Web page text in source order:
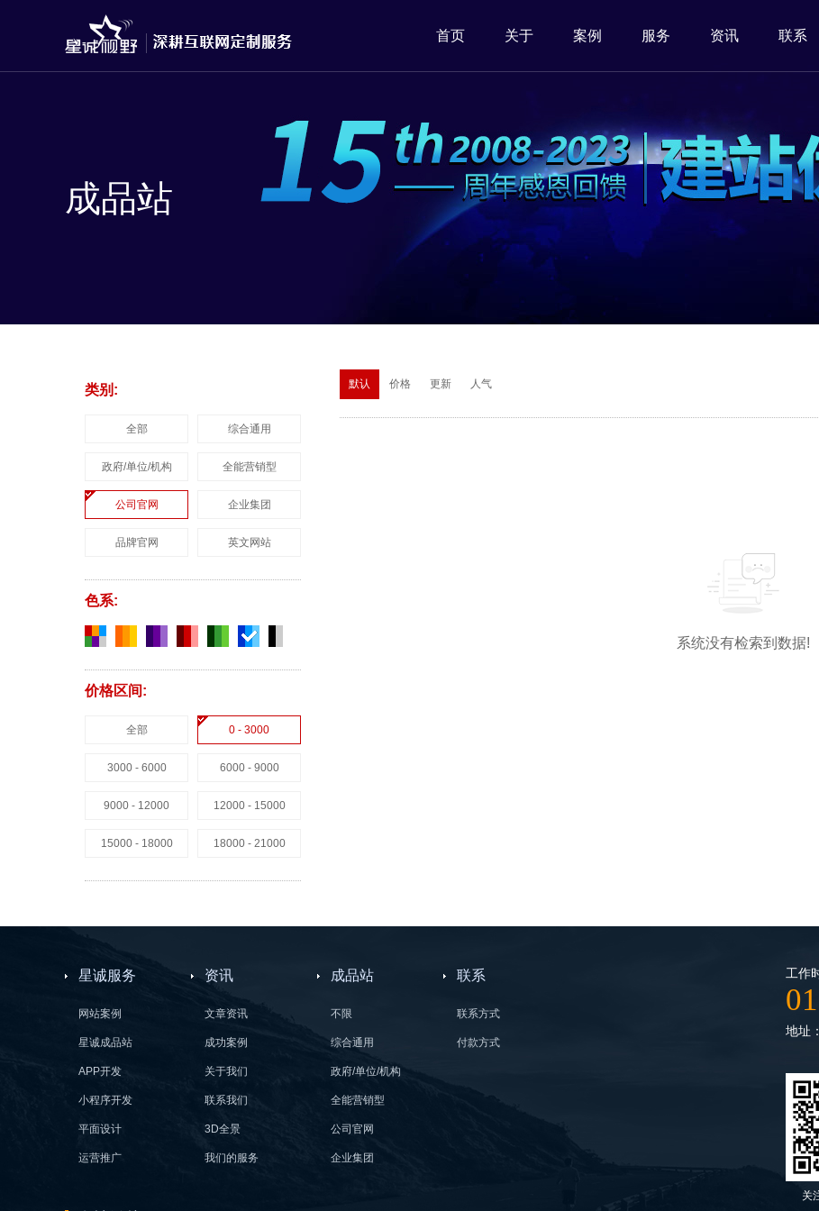
首页 关于 案例 服务 资讯 联系
成品站
类别:
全部 综合通用
政府/单位/机构 全能营销型
公司官网 企业集团
品牌官网 英文网站
色系:
价格区间:
全部 0 - 3000
3000 - 6000 6000 - 9000
9000 - 12000 12000 - 15000
15000 - 18000 18000 - 21000
默认 价格 更新 人气
系统没有检索到数据!
星诚服务
网站案例
星诚成品站
APP开发
小程序开发
平面设计
运营推广
资讯
文章资讯
成功案例
关于我们
联系我们
3D全景
我们的服务
成品站
不限
综合通用
政府/单位/机构
全能营销型
公司官网
企业集团
联系
联系方式
付款方式
工作
地址
关